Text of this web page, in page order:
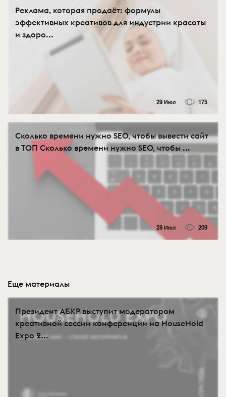
Реклама, которая продаёт: формулы
эффективных креативов для индустрии красоты
и здоро...
29 Июл 175
Сколько времени нужно SEO, чтобы вывести сайт
в ТОП Сколько времени нужно SEO, чтобы ...
28 Июл 209
Еще материалы
Президент АБКР выступит модератором
креативной сессии конференции на HouseHold
Expo 2...